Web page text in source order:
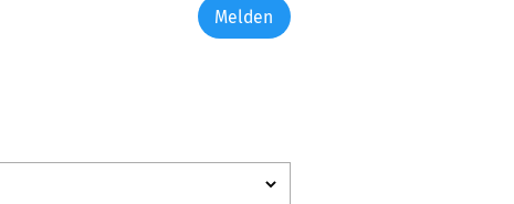
Melden